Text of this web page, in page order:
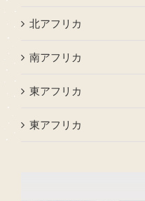
北アフリカ
南アフリカ
東アフリカ
東アフリカ